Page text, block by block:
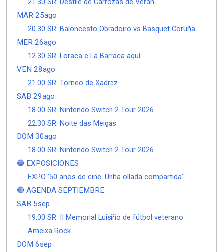
21.30 SR: Desfile de Carrozas de Verán
MAR 25ago
20.30 SR: Baloncesto Obradoiro vs Basquet Coruña
MER 26ago
12.30 SR: Loraca e La Barraca aquí
VEN 28ago
21.00 SR: Torneo de Xadrez
SAB 29ago
18.00 SR: Nintendo Switch 2 Tour 2026
22.30 SR: Noite das Meigas
DOM 30ago
18.00 SR: Nintendo Switch 2 Tour 2026
🔵 EXPOSICIONES
EXPO '50 anos de cine. Unha ollada compartida'
🔴 AGENDA SEPTIEMBRE
SAB 5sep
19.00 SR: II Memorial Luisiño de fútbol veterano
Ameixa Rock
DOM 6sep